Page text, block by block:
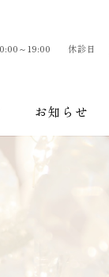
～19:00 休診日
テティック
お知らせ